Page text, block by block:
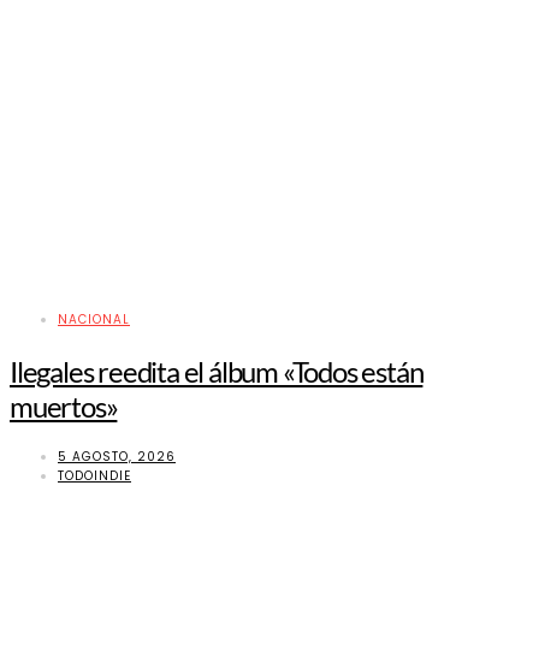
NACIONAL
Ilegales reedita el álbum «Todos están
muertos»
5 AGOSTO, 2026
TODOINDIE